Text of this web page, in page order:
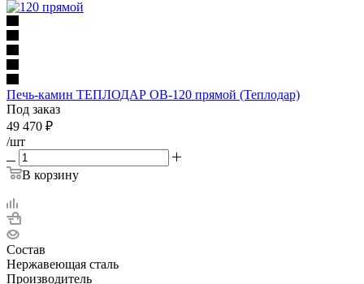
Печь-камин ТЕПЛОДАР ОВ-120 прямой (Теплодар)
Под заказ
49 470 ₽
/шт
В корзину
Состав
Нержавеющая сталь
Производитель